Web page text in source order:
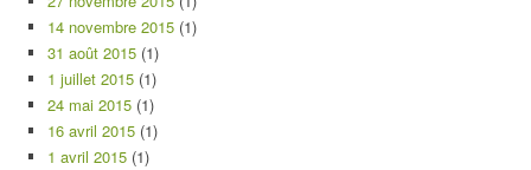
14 novembre 2015 (1)
31 août 2015 (1)
1 juillet 2015 (1)
24 mai 2015 (1)
16 avril 2015 (1)
1 avril 2015 (1)